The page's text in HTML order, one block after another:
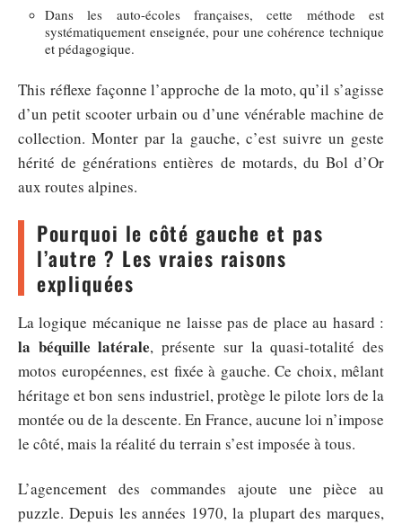
Dans les auto-écoles françaises, cette méthode est
systématiquement enseignée, pour une cohérence technique
et pédagogique.
This réflexe façonne l’approche de la moto, qu’il s’agisse
d’un petit scooter urbain ou d’une vénérable machine de
collection. Monter par la gauche, c’est suivre un geste
hérité de générations entières de motards, du Bol d’Or
aux routes alpines.
Pourquoi le côté gauche et pas
l’autre ? Les vraies raisons
expliquées
La logique mécanique ne laisse pas de place au hasard :
la béquille latérale, présente sur la quasi-totalité des
motos européennes, est fixée à gauche. Ce choix, mêlant
héritage et bon sens industriel, protège le pilote lors de la
montée ou de la descente. En France, aucune loi n’impose
le côté, mais la réalité du terrain s’est imposée à tous.
L’agencement des commandes ajoute une pièce au
puzzle. Depuis les années 1970, la plupart des marques,